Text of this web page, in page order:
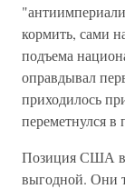
кормить, сами
подъема
оправдывал
приходилось
переметнулся
Позиция США в
выгодной. Они